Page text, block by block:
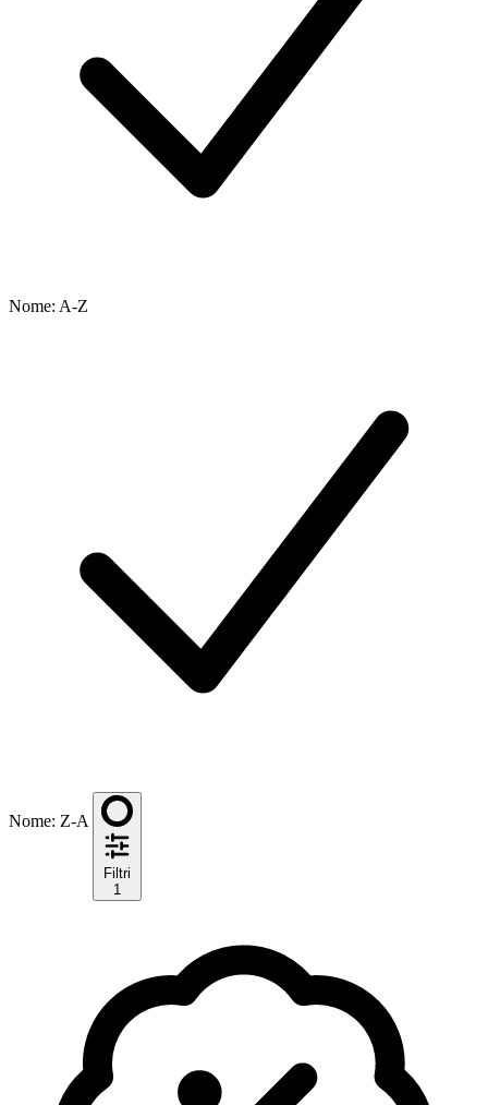
Nome: A-Z
Nome: Z-A
Filtri
1